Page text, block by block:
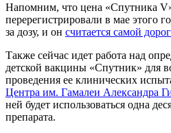
Напомним, что цена «Спутника
перерегистрировали в мае этого
за дозу, и он считается самой
Также сейчас идет работа над
детской вакцины «Спутник» для
проведения ее клинических
Центра им. Гамалеи Александра
ней будет использоваться одна
препарата.